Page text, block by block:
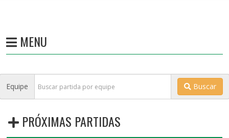
MENU
Equipe Buscar
PRÓXIMAS PARTIDAS